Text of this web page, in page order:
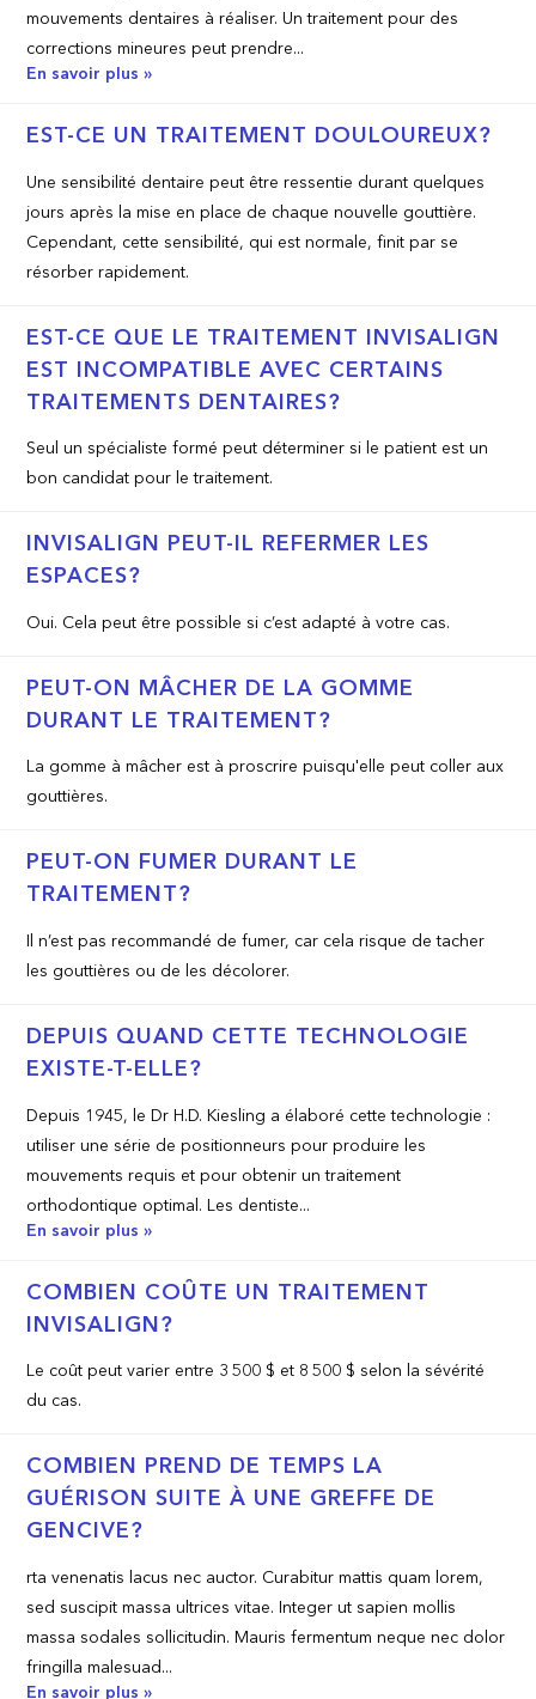
mouvements dentaires à réaliser. Un traitement pour des
corrections mineures peut prendre...
En savoir plus »
EST-CE UN TRAITEMENT DOULOUREUX?
Une sensibilité dentaire peut être ressentie durant quelques
jours après la mise en place de chaque nouvelle gouttière.
Cependant, cette sensibilité, qui est normale, finit par se
résorber rapidement.
EST-CE QUE LE TRAITEMENT INVISALIGN
EST INCOMPATIBLE AVEC CERTAINS
TRAITEMENTS DENTAIRES?
Seul un spécialiste formé peut déterminer si le patient est un
bon candidat pour le traitement.
INVISALIGN PEUT-IL REFERMER LES
ESPACES?
Oui. Cela peut être possible si c’est adapté à votre cas.
PEUT-ON MÂCHER DE LA GOMME
DURANT LE TRAITEMENT?
La gomme à mâcher est à proscrire puisqu'elle peut coller aux
gouttières.
PEUT-ON FUMER DURANT LE
TRAITEMENT?
Il n’est pas recommandé de fumer, car cela risque de tacher
les gouttières ou de les décolorer.
DEPUIS QUAND CETTE TECHNOLOGIE
EXISTE-T-ELLE?
Depuis 1945, le Dr H.D. Kiesling a élaboré cette technologie :
utiliser une série de positionneurs pour produire les
mouvements requis et pour obtenir un traitement
orthodontique optimal. Les dentiste...
En savoir plus »
COMBIEN COÛTE UN TRAITEMENT
INVISALIGN?
Le coût peut varier entre 3 500 $ et 8 500 $ selon la sévérité
du cas.
COMBIEN PREND DE TEMPS LA
GUÉRISON SUITE À UNE GREFFE DE
GENCIVE?
rta venenatis lacus nec auctor. Curabitur mattis quam lorem,
sed suscipit massa ultrices vitae. Integer ut sapien mollis
massa sodales sollicitudin. Mauris fermentum neque nec dolor
fringilla malesuad...
En savoir plus »